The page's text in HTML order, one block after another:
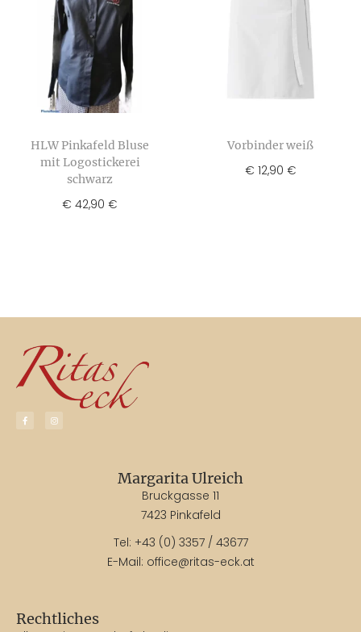
HLW Pinkafeld Bluse
mit Logostickerei
schwarz
€ 42,90 €
Vorbinder weiß
€ 12,90 €
Margarita Ulreich
Bruckgasse 11
7423 Pinkafeld
Tel: +43 (0) 3357 / 43677
E-Mail: office@ritas-eck.at
Rechtliches